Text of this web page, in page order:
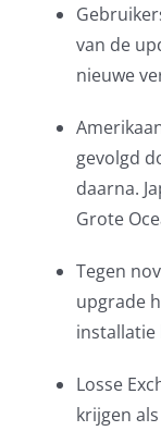
van de
nieuwe
gevolgd
daarna.
Grote
Tegen
upgrade
installatie
Losse
krijgen